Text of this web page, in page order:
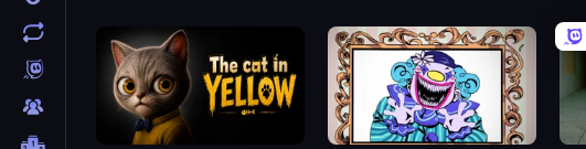
The Cat in Yellow Exhibit of Sorrows